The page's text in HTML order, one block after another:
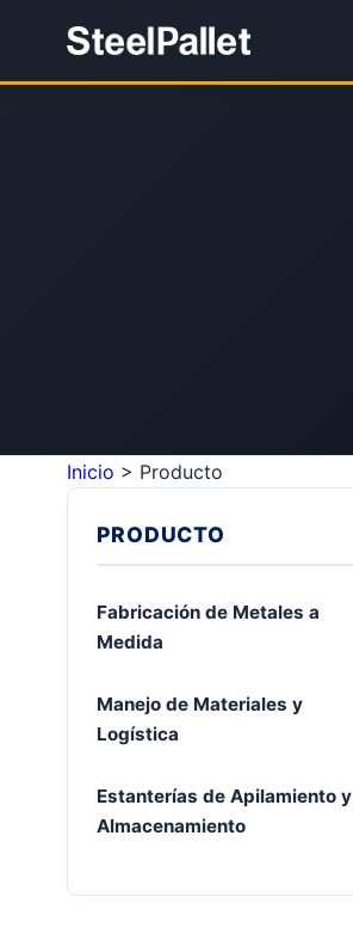
Inicio > Producto
PRODUCTO
Fabricación de Metales a
Medida
Manejo de Materiales y
Logística
Estanterías de Apilamiento y
Almacenamiento